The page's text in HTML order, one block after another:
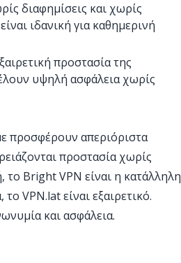
διαφημίσεις και χωρίς
ιδανική για καθημερινή
προστασία της
υψηλή ασφάλεια χωρίς
προσφέρουν απεριόριστα
προστασία χωρίς
το Bright VPN είναι η κατάλληλη
VPN.lat είναι εξαιρετικό.
και ασφάλεια.